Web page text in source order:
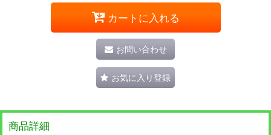
カートに入れる
お問い合わせ
お気に入り登録
商品詳細